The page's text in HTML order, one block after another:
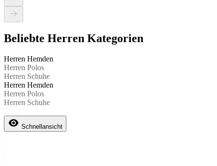
Beliebte Herren Kategorien
Herren Hemden
Herren Polos
Herren Schuhe
Herren Hemden
Herren Polos
Herren Schuhe
Schnellansicht